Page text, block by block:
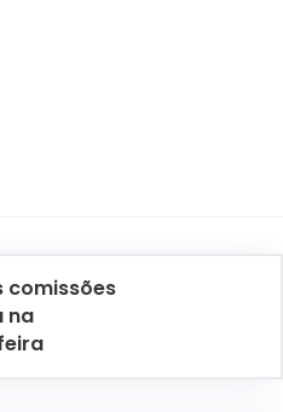
comissões
na